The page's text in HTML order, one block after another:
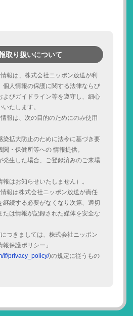
取り扱いについて
報は、株式会社ニッポン放送が利
個人情報の保護に関する法律ならび
よびガイドライン等を遵守し、細心
たします。
報は、次の目的のためにのみ使用
染拡大防止のために法令に基づき要
・保健所等への 情報提供。
発生した場合、ご登録済みのご来場
報はお知らせいたしません）。
報は株式会社ニッポン放送が責任
継続する必要がなくなり次第、適切
たは情報が記録された媒体を安全な
つきましては、株式会社ニッポン
保護ポリシー」
lf/privacy_policy/)の規定に従うもの